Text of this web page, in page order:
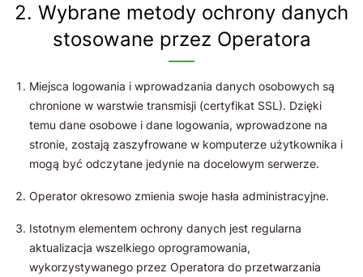
2. Wybrane metody ochrony danych
stosowane przez Operatora
Miejsca logowania i wprowadzania danych osobowych są
chronione w warstwie transmisji (certyfikat SSL). Dzięki
temu dane osobowe i dane logowania, wprowadzone na
stronie, zostają zaszyfrowane w komputerze użytkownika i
mogą być odczytane jedynie na docelowym serwerze.
Operator okresowo zmienia swoje hasła administracyjne.
Istotnym elementem ochrony danych jest regularna
aktualizacja wszelkiego oprogramowania,
wykorzystywanego przez Operatora do przetwarzania